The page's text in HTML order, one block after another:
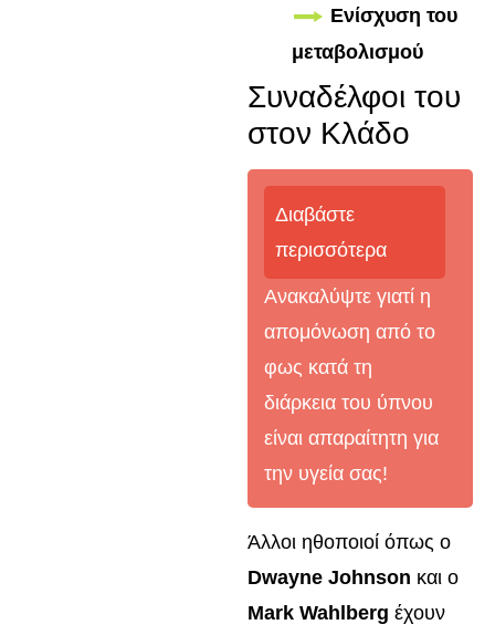
Ενίσχυση του
μεταβολισμού
Συναδέλφοι του
στον Κλάδο
Διαβάστε
περισσότερα
Ανακαλύψτε γιατί η
απομόνωση από το
φως κατά τη
διάρκεια του ύπνου
είναι απαραίτητη για
την υγεία σας!
Άλλοι ηθοποιοί όπως ο
Dwayne Johnson και ο
Mark Wahlberg έχουν